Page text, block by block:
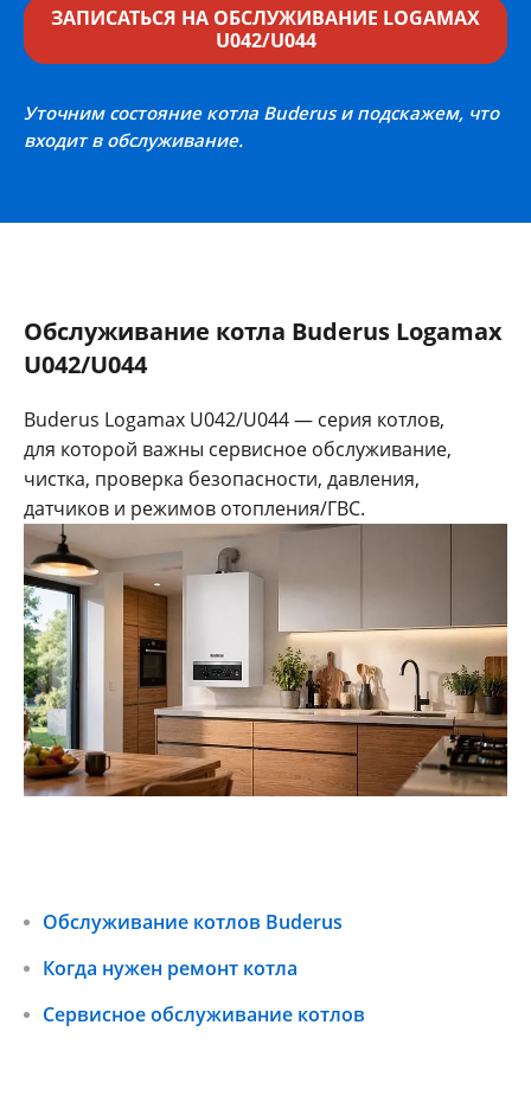
ЗАПИСАТЬСЯ НА ОБСЛУЖИВАНИЕ LOGAMAX
U042/U044
Уточним состояние котла Buderus и подскажем, что
входит в обслуживание.
Обслуживание котла Buderus Logamax
U042/U044
Buderus Logamax U042/U044 — серия котлов,
для которой важны сервисное обслуживание,
чистка, проверка безопасности, давления,
датчиков и режимов отопления/ГВС.
Обслуживание котлов Buderus
Когда нужен ремонт котла
Сервисное обслуживание котлов